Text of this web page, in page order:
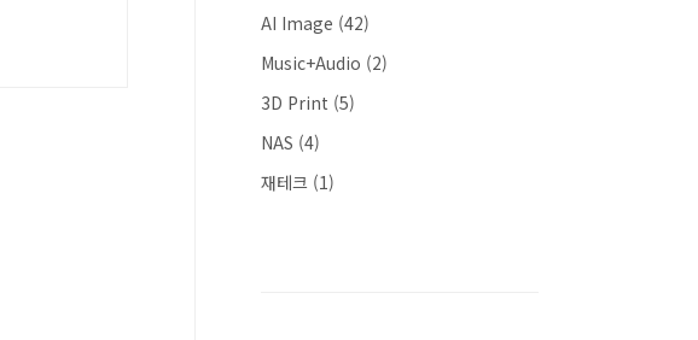
AI Image (42)
Music+Audio (2)
3D Print (5)
NAS (4)
재테크 (1)